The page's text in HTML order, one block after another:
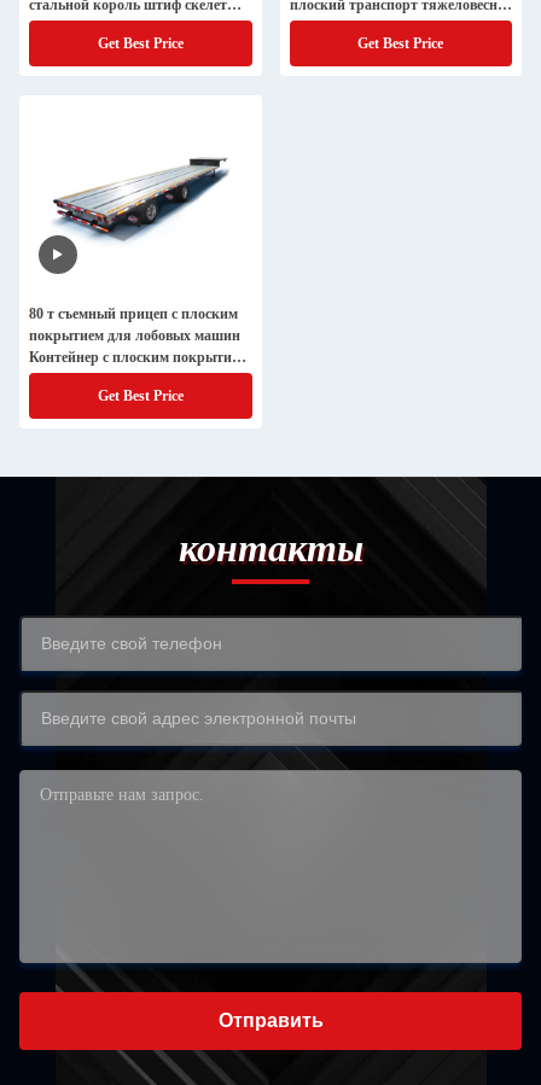
стальной король штиф скелет
шасси полугрузовик трейлер для
Get Best Price
плоский транспорт тяжеловесное
оборудование расширяемое
Get Best Price
80 т съемный прицеп с плоским
покрытием для лобовых машин
Контейнер с плоским покрытием
для экскаваторов Транспортный
прицеп для грузовиков с низким
покрытием
Get Best Price
контакты
Отправить